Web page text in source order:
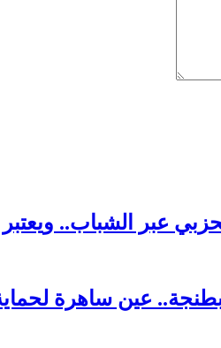
عبر الشباب..
عين ساهرة